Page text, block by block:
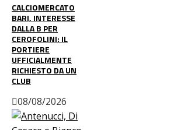
CALCIOMERCATO
BARI, INTERESSE
DALLA B PER
CEROFOLINI: IL
PORTIERE
UFFICIALMENTE
RICHIESTO DA UN
CLUB
08/08/2026